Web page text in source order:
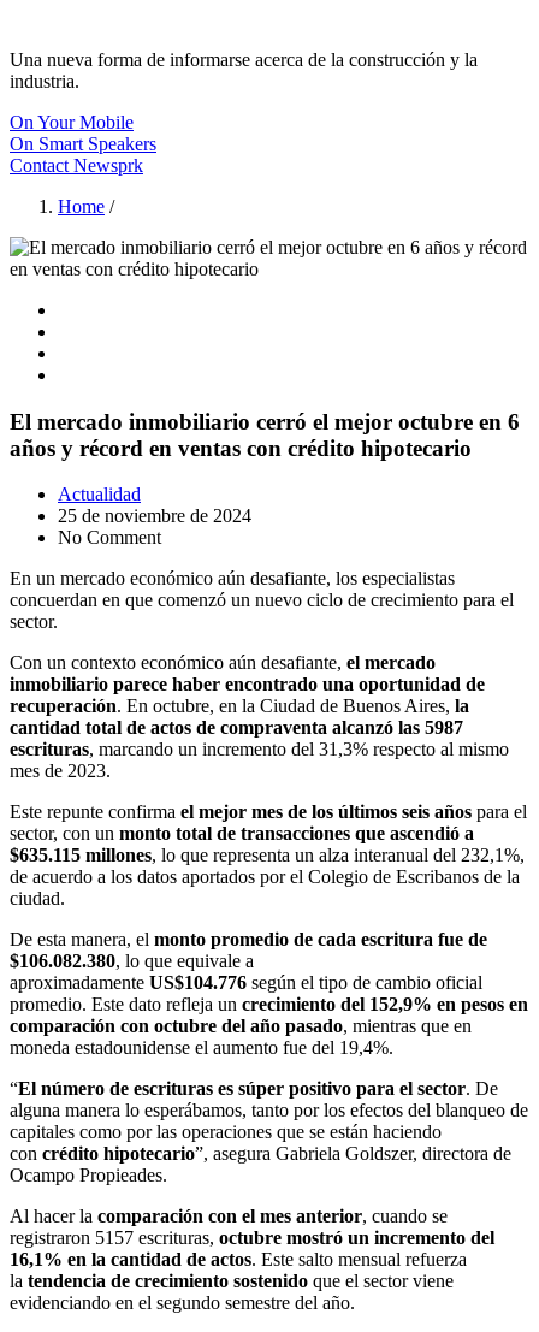
Una nueva forma de informarse acerca de la construcción y la
industria.
On Your Mobile
On Smart Speakers
Contact Newsprk
Home /
El mercado inmobiliario cerró el mejor octubre en 6
años y récord en ventas con crédito hipotecario
Actualidad
25 de noviembre de 2024
No Comment
En un mercado económico aún desafiante, los especialistas
concuerdan en que comenzó un nuevo ciclo de crecimiento para el
sector.
Con un contexto económico aún desafiante, el mercado
inmobiliario parece haber encontrado una oportunidad de
recuperación. En octubre, en la Ciudad de Buenos Aires, la
cantidad total de actos de compraventa alcanzó las 5987
escrituras, marcando un incremento del 31,3% respecto al mismo
mes de 2023.
Este repunte confirma el mejor mes de los últimos seis años para el
sector, con un monto total de transacciones que ascendió a
$635.115 millones, lo que representa un alza interanual del 232,1%,
de acuerdo a los datos aportados por el Colegio de Escribanos de la
ciudad.
De esta manera, el monto promedio de cada escritura fue de
$106.082.380, lo que equivale a
aproximadamente US$104.776 según el tipo de cambio oficial
promedio. Este dato refleja un crecimiento del 152,9% en pesos en
comparación con octubre del año pasado, mientras que en
moneda estadounidense el aumento fue del 19,4%.
“El número de escrituras es súper positivo para el sector. De
alguna manera lo esperábamos, tanto por los efectos del blanqueo de
capitales como por las operaciones que se están haciendo
con crédito hipotecario”, asegura Gabriela Goldszer, directora de
Ocampo Propieades.
Al hacer la comparación con el mes anterior, cuando se
registraron 5157 escrituras, octubre mostró un incremento del
16,1% en la cantidad de actos. Este salto mensual refuerza
la tendencia de crecimiento sostenido que el sector viene
evidenciando en el segundo semestre del año.